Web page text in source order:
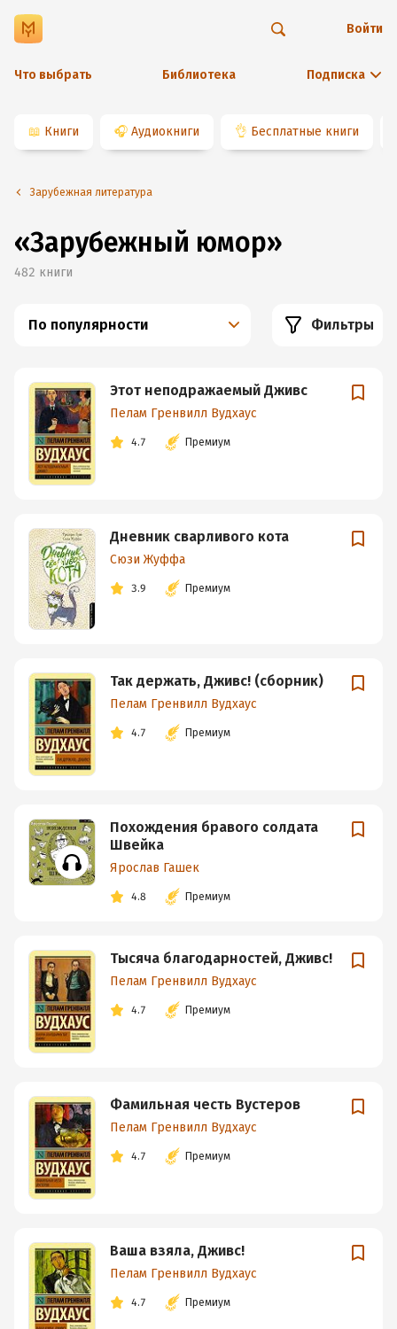
Что выбрать Библиотека Подписка
Войти
📖 Книги 🎧 Аудиокниги 👌 Бесплатные книги
Зарубежная литература
«Зарубежный юмор»
482 книги
По популярности Фильтры
Этот неподражаемый Дживс
Пелам Гренвилл Вудхаус
4.7 Премиум
Дневник сварливого кота
Сюзи Жуффа
3.9 Премиум
Так держать, Дживс! (сборник)
Пелам Гренвилл Вудхаус
4.7 Премиум
Похождения бравого солдата
Швейка
Ярослав Гашек
4.8 Премиум
Тысяча благодарностей, Дживс!
Пелам Гренвилл Вудхаус
4.7 Премиум
Фамильная честь Вустеров
Пелам Гренвилл Вудхаус
4.7 Премиум
Ваша взяла, Дживс!
Пелам Гренвилл Вудхаус
4.7 Премиум